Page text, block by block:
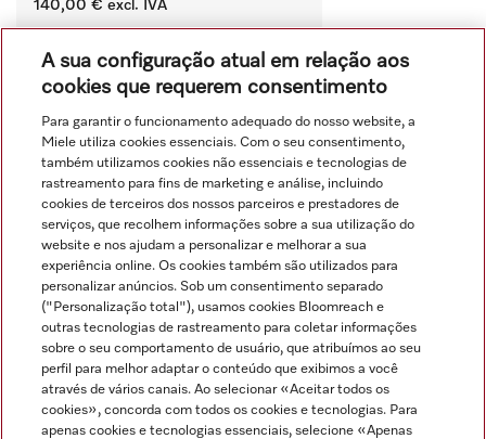
140,00 € excl. IVA
‏‏‎ ‎
Comparar
Ver tudo
Navegação
Serviço
A sua configuração atual em relação aos
cookies que requerem consentimento
Para garantir o funcionamento adequado do nosso website, a
Miele utiliza cookies essenciais. Com o seu consentimento,
também utilizamos cookies não essenciais e tecnologias de
rastreamento para fins de marketing e análise, incluindo
cookies de terceiros dos nossos parceiros e prestadores de
serviços, que recolhem informações sobre a sua utilização do
website e nos ajudam a personalizar e melhorar a sua
experiência online. Os cookies também são utilizados para
personalizar anúncios. Sob um consentimento separado
("Personalização total"), usamos cookies Bloomreach e
outras tecnologias de rastreamento para coletar informações
sobre o seu comportamento de usuário, que atribuímos ao seu
perfil para melhor adaptar o conteúdo que exibimos a você
através de vários canais. Ao selecionar «Aceitar todos os
cookies», concorda com todos os cookies e tecnologias. Para
apenas cookies e tecnologias essenciais, selecione «Apenas